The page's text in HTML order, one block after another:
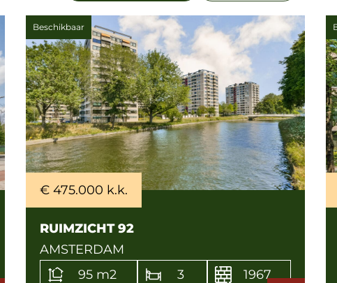
Beschikbaar
€ 475.000 k.k.
RUIMZICHT 92
AMSTERDAM
95 m2
3 1967